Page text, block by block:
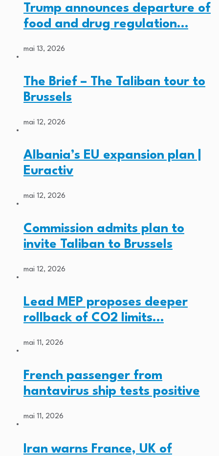
Trump announces departure of
food and drug regulation…
mai 13, 2026
The Brief – The Taliban tour to
Brussels
mai 12, 2026
Albania’s EU expansion plan |
Euractiv
mai 12, 2026
Commission admits plan to
invite Taliban to Brussels
mai 12, 2026
Lead MEP proposes deeper
rollback of CO2 limits…
mai 11, 2026
French passenger from
hantavirus ship tests positive
mai 11, 2026
Iran warns France, UK of